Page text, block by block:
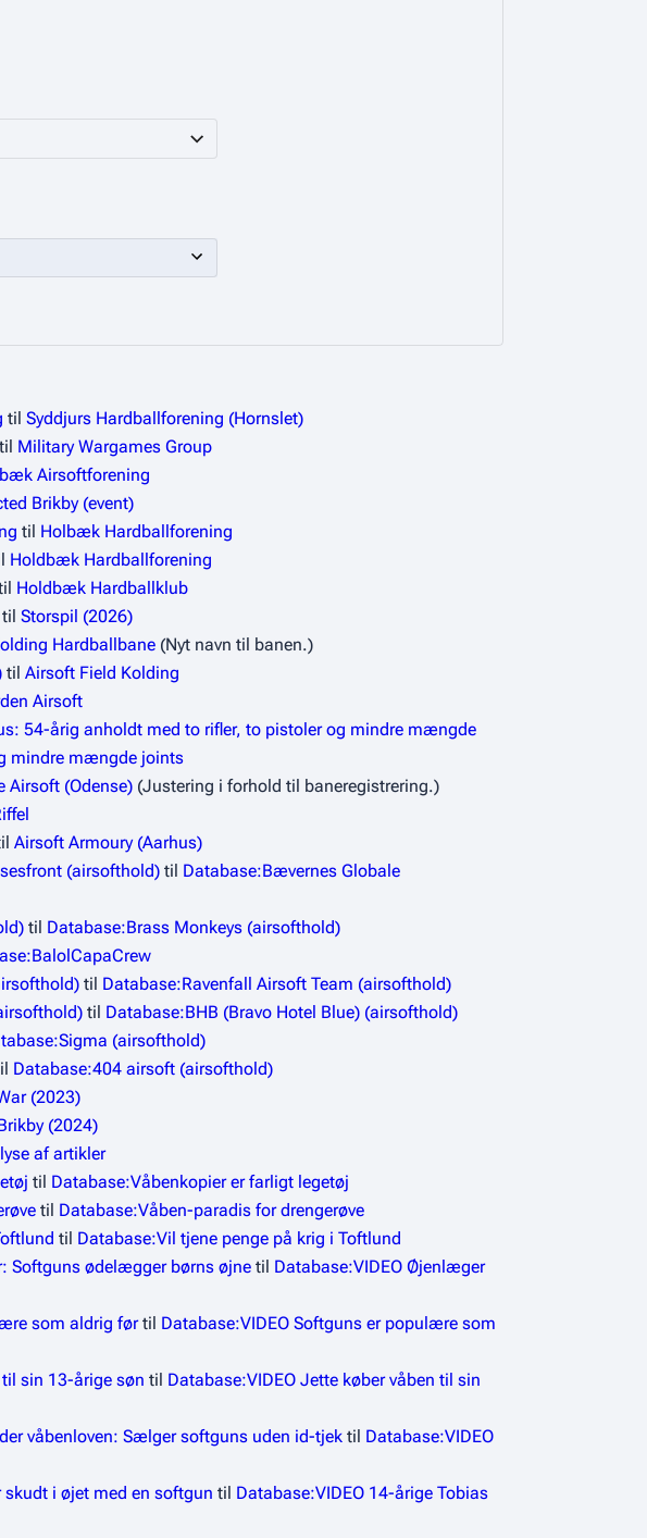
til Syddjurs Hardballforening (Hornslet)
til Military Wargames Group
Airsoftforening
Brikby (event)
til Holbæk Hardballforening
Holdbæk Hardballforening
Holdbæk Hardballklub
til Storspil (2026)
Hardballbane (Nyt navn til banen.)
til Airsoft Field Kolding
Airsoft
54-årig anholdt med to rifler, to pistoler og mindre mængde
mindre mængde joints
Airsoft (Odense) (Justering i forhold til baneregistrering.)
Airsoft Armoury (Aarhus)
(airsofthold) til Database:Bævernes Globale
til Database:Brass Monkeys (airsofthold)
til Database:Ravenfall Airsoft Team (airsofthold)
til Database:BHB (Bravo Hotel Blue) (airsofthold)
(airsofthold)
Database:404 airsoft (airsofthold)
(2023)
(2024)
af artikler
til Database:Våbenkopier er farligt legetøj
til Database:Våben-paradis for drengerøve
til Database:Vil tjene penge på krig i Toftlund
Softguns ødelægger børns øjne til Database:VIDEO Øjenlæger
som aldrig førtil Database:VIDEO Softguns er populære som
sin 13-årige søn til Database:VIDEO Jette køber våben til sin
våbenloven: Sælger softguns uden id-tjek til Database:VIDEO
skudt i øjet med en softgun til Database:VIDEO 14-årige Tobias